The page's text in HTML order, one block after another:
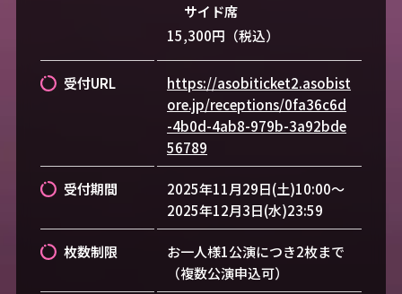
サイド席
15,300円（税込）
受付URL
https://asobiticket2.asobist
ore.jp/receptions/0fa36c6d
-4b0d-4ab8-979b-3a92bde
56789
受付期間
2025年11月29日(土)10:00～
2025年12月3日(水)23:59
枚数制限
お一人様1公演につき2枚まで
（複数公演申込可）